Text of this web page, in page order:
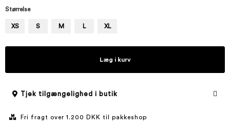
Størrelse
XS S M L XL
Læg i kurv
Tjek tilgængelighed i butik
Fri fragt over 1.200 DKK til pakkeshop